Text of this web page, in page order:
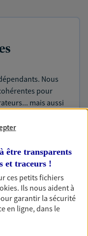
Nous
pour
mais aussi
votre
pour préparer
les solutions
profiter
PER, assurance
être transparents
et traceurs !
ces petits fichiers
. Ils nous aident à
garantir la sécurité
en ligne, dans le